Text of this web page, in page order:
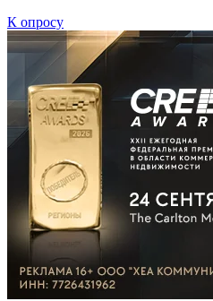
К опросу